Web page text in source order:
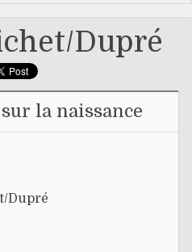
dupré
la naissance
dupré